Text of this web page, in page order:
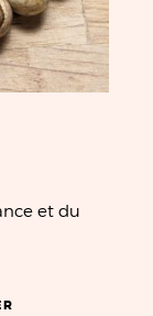
et du